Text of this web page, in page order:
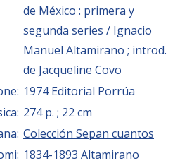
de México : primera y
segunda series / Ignacio
Manuel Altamirano ; introd.
de Jacqueline Covo
1974 Editorial Porrúa
274 p. ; 22 cm
Colección Sepan cuantos
1834-1893 Altamirano